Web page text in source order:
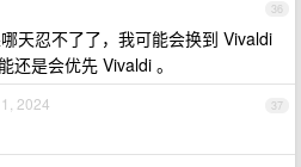
36
天忍不了了，我可能会换到 Vivaldi
还是会优先 Vivaldi 。
37
2024